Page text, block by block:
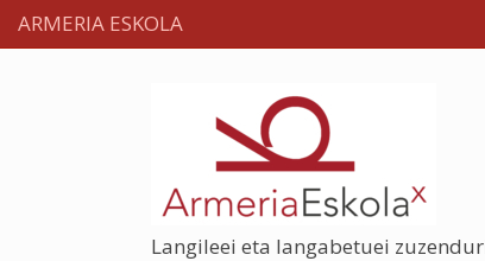
ARMERIA ESKOLA
Langileei eta langabetuei